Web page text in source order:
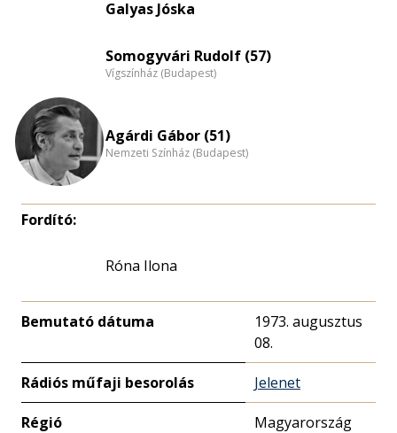
Galyas Jóska
Somogyvári Rudolf (57)
Vígszínház (Budapest)
Agárdi Gábor (51)
Nemzeti Színház (Budapest)
Fordító:
Róna Ilona
Bemutató dátuma
1973. augusztus
08.
Rádiós műfaji besorolás Jelenet
Régió
Magyarország